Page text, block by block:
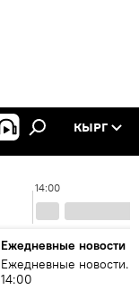
КЫРГ
14:00
Ежедневные новости
Ежедневные новости.
14:00